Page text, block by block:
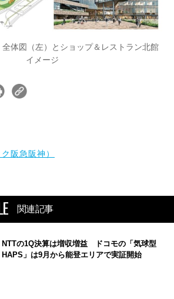
体図（左）とショップ＆レストラン北館
イメージ
阪急阪神）
関連記事
NTTの1Q決算は増収増益 ドコモの「気球型
HAPS」は9月から能登エリアで実証開始